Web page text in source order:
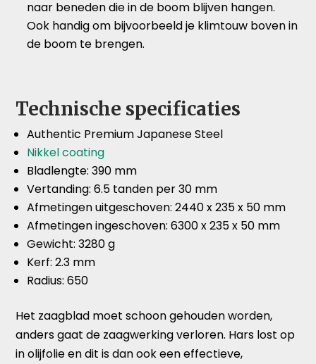
naar beneden die in de boom blijven hangen.
Ook handig om bijvoorbeeld je klimtouw boven in
de boom te brengen.
Technische specificaties
Authentic Premium Japanese Steel
Nikkel coating
Bladlengte: 390 mm
Vertanding: 6.5 tanden per 30 mm
Afmetingen uitgeschoven: 2440 x 235 x 50 mm
Afmetingen ingeschoven: 6300 x 235 x 50 mm
Gewicht: 3280 g
Kerf: 2.3 mm
Radius: 650
Het zaagblad moet schoon gehouden worden,
anders gaat de zaagwerking verloren. Hars lost op
in olijfolie en dit is dan ook een effectieve,